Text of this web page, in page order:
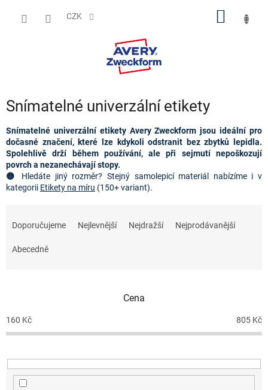
CZK
Snímatelné univerzální etikety
Snímatelné univerzální etikety Avery Zweckform jsou ideální pro
dočasné značení, které lze kdykoli odstranit bez zbytků lepidla.
Spolehlivě drží během používání, ale při sejmutí nepoškozují
povrch a nezanechávají stopy.
🟡 Hledáte jiný rozměr?Stejný samolepicí materiál nabízíme i v
kategorii Etikety na míru (150+ variant).
o
d
k
t
Doporučujeme Nejlevnější Nejdražší Nejprodávanější
Abecedně
Cena
160 Kč 805 Kč